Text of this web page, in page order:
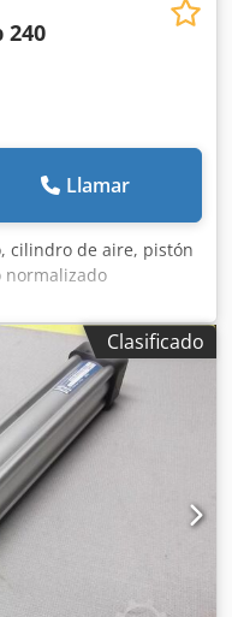
240
Llamar
cilindro de aire, pistón
normalizado
Atlas Copco, cilindro
240 mm -Vástago del
disponibles -Precio:
mm -Peso total: 34
Clasificado